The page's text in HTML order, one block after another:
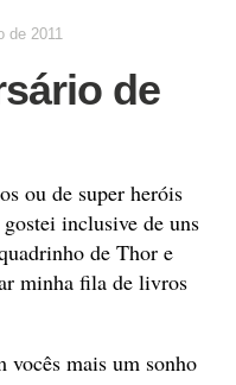
de 2011
de
ou de super heróis
inclusive de uns
de Thor e
minha fila de livros
vocês mais um sonho